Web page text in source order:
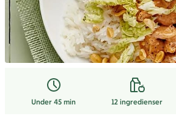
Under 45 min 12 ingredienser